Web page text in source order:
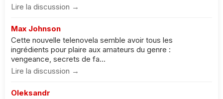
Lire la discussion →
Max Johnson
Cette nouvelle telenovela semble avoir tous les
ingrédients pour plaire aux amateurs du genre :
vengeance, secrets de fa...
Lire la discussion →
Oleksandr